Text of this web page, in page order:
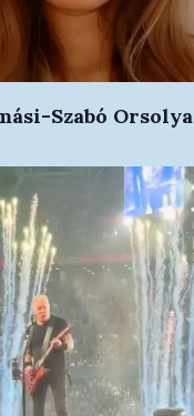
Szabó Orsolya